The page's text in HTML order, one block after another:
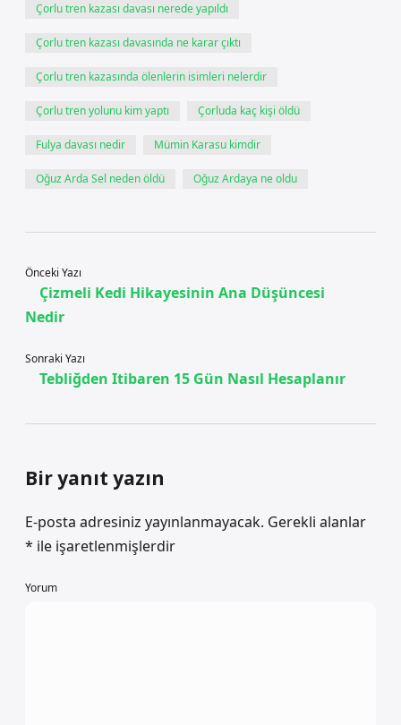
Çorlu tren kazası davası nerede yapıldı
Çorlu tren kazası davasında ne karar çıktı
Çorlu tren kazasında ölenlerin isimleri nelerdir
Çorlu tren yolunu kim yaptı Çorluda kaç kişi öldü
Fulya davası nedir Mümin Karasu kimdir
Oğuz Arda Sel neden öldü Oğuz Ardaya ne oldu
Önceki Yazı
Çizmeli Kedi Hikayesinin Ana Düşüncesi
Nedir
Sonraki Yazı
Tebliğden Itibaren 15 Gün Nasıl Hesaplanır
Bir yanıt yazın
E-posta adresiniz yayınlanmayacak. Gerekli alanlar
* ile işaretlenmişlerdir
Yorum